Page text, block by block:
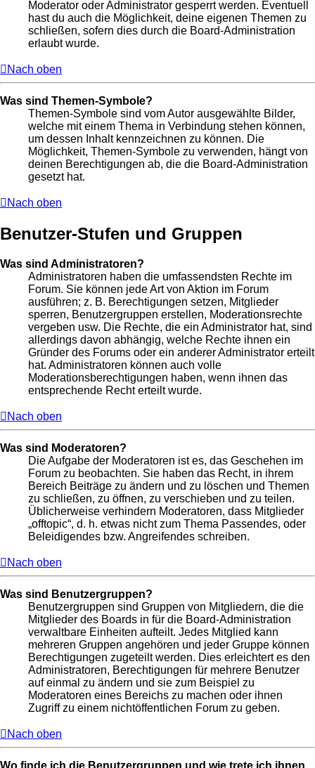
Moderator oder Administrator gesperrt werden. Eventuell
hast du auch die Möglichkeit, deine eigenen Themen zu
schließen, sofern dies durch die Board-Administration
erlaubt wurde.
Nach oben
Was sind Themen-Symbole?
Themen-Symbole sind vom Autor ausgewählte Bilder,
welche mit einem Thema in Verbindung stehen können,
um dessen Inhalt kennzeichnen zu können. Die
Möglichkeit, Themen-Symbole zu verwenden, hängt von
deinen Berechtigungen ab, die die Board-Administration
gesetzt hat.
Nach oben
Benutzer-Stufen und Gruppen
Was sind Administratoren?
Administratoren haben die umfassendsten Rechte im
Forum. Sie können jede Art von Aktion im Forum
ausführen; z. B. Berechtigungen setzen, Mitglieder
sperren, Benutzergruppen erstellen, Moderationsrechte
vergeben usw. Die Rechte, die ein Administrator hat, sind
allerdings davon abhängig, welche Rechte ihnen ein
Gründer des Forums oder ein anderer Administrator erteilt
hat. Administratoren können auch volle
Moderationsberechtigungen haben, wenn ihnen das
entsprechende Recht erteilt wurde.
Nach oben
Was sind Moderatoren?
Die Aufgabe der Moderatoren ist es, das Geschehen im
Forum zu beobachten. Sie haben das Recht, in ihrem
Bereich Beiträge zu ändern und zu löschen und Themen
zu schließen, zu öffnen, zu verschieben und zu teilen.
Üblicherweise verhindern Moderatoren, dass Mitglieder
„offtopic“, d. h. etwas nicht zum Thema Passendes, oder
Beleidigendes bzw. Angreifendes schreiben.
Nach oben
Was sind Benutzergruppen?
Benutzergruppen sind Gruppen von Mitgliedern, die die
Mitglieder des Boards in für die Board-Administration
verwaltbare Einheiten aufteilt. Jedes Mitglied kann
mehreren Gruppen angehören und jeder Gruppe können
Berechtigungen zugeteilt werden. Dies erleichtert es den
Administratoren, Berechtigungen für mehrere Benutzer
auf einmal zu ändern und sie zum Beispiel zu
Moderatoren eines Bereichs zu machen oder ihnen
Zugriff zu einem nichtöffentlichen Forum zu geben.
Nach oben
Wo finde ich die Benutzergruppen und wie trete ich ihnen